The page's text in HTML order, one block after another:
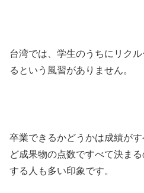
台湾では、学生のうちにリク
るという風習がありません。
卒業できるかどうかは成績が
ど成果物の点数ですべて決ま
する人も多い印象です。